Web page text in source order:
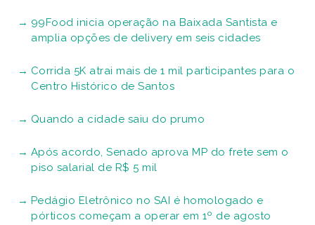
99Food inicia operação na Baixada Santista e
amplia opções de delivery em seis cidades
Corrida 5K atrai mais de 1 mil participantes para o
Centro Histórico de Santos
Quando a cidade saiu do prumo
Após acordo, Senado aprova MP do frete sem o
piso salarial de R$ 5 mil
Pedágio Eletrônico no SAI é homologado e
pórticos começam a operar em 1º de agosto